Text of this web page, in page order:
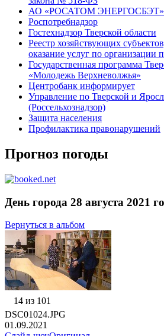
АО «РОСАТОМ ЭНЕРГОСБЭТ»
Роспотребнадзор
Гостехнадзор Тверской области
Реестр хозяйствующих
оказание услуг по организации
Государственная программа
«Молодежь Верхневолжья»
Центробанк информирует
Управление по Тверской и
(Россельхознадзор)
Защита населения
Профилактика правонарушений
Прогноз погоды
День города 28 августа 2021
Вернуться в альбом
14 из 101
DSC01024.JPG
01.09.2021